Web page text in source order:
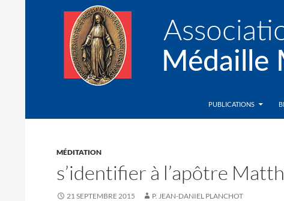
Association de la Médaille MiraculeusePUBLICATIONS
MÉDITATION
s’identifier à l’apôtre
21 SEPTEMBRE 2015 P. JEAN-DANIEL PLANCHOT